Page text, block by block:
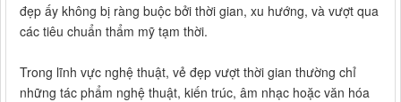
đẹp ấy không bị ràng buộc bởi thời gian, xu hướng, và vượt qua
các tiêu chuẩn thẩm mỹ tạm thời.
Trong lĩnh vực nghệ thuật, vẻ đẹp vượt thời gian thường chỉ
những tác phẩm nghệ thuật, kiến trúc, âm nhạc hoặc văn hóa